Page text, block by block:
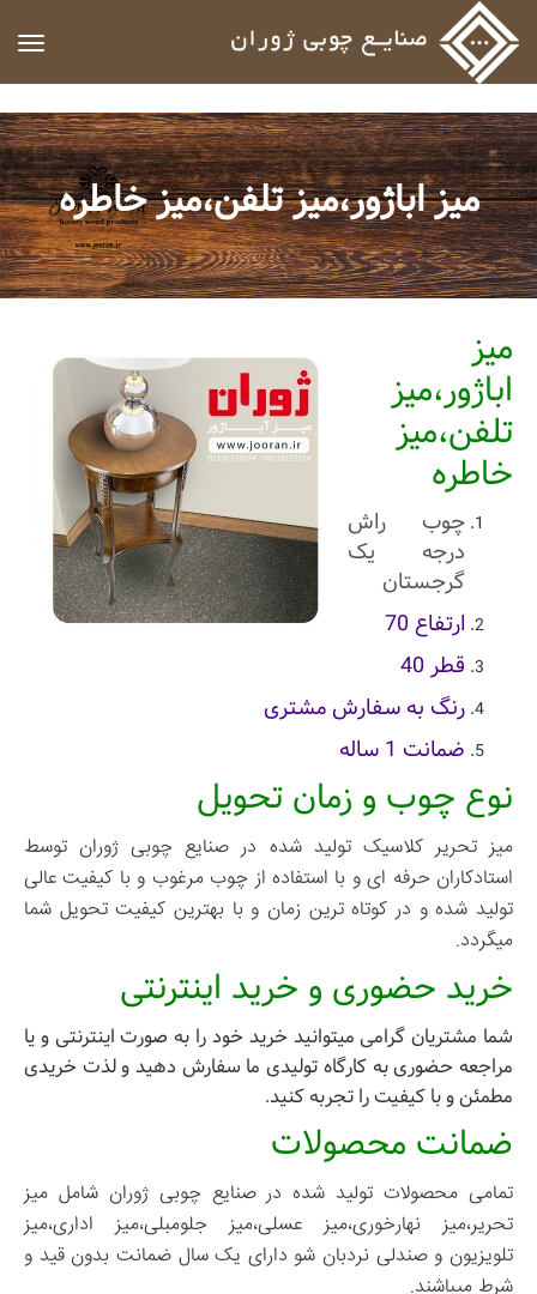
میز اباژور،میز تلفن،میز خاطره
میز
اباژور،میز
تلفن،میز
خاطره
چوب راش
درجه یک
گرجستان
ارتفاع 70
قطر 40
رنگ به سفارش مشتری
ضمانت 1 ساله
نوع چوب و زمان تحویل
میز تحریر کلاسیک تولید شده در صنایع چوبی ژوران توسط
استادکاران حرفه ای و با استفاده از چوب مرغوب و با کیفیت عالی
تولید شده و در کوتاه ترین زمان و با بهترین کیفیت تحویل شما
میگردد.
خرید حضوری و خرید اینترنتی
شما مشتریان گرامی میتوانید خرید خود را به صورت اینترنتی و یا
مراجعه حضوری به کارگاه تولیدی ما سفارش دهید و لذت خریدی
مطمئن و با کیفیت را تجربه کنید.
ضمانت محصولات
تمامی محصولات تولید شده در صنایع چوبی ژوران شامل میز
تحریر،میز نهارخوری،میز عسلی،میز جلومبلی،میز اداری،میز
تلویزیون و صندلی نردبان شو دارای یک سال ضمانت بدون قید و
شرط میباشند.